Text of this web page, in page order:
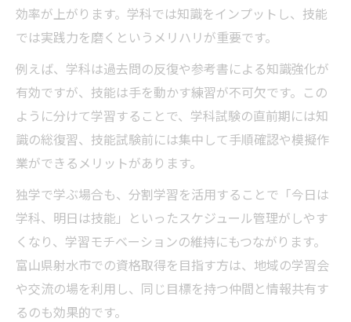
効率が上がります。学科では知識をインプットし、技能
では実践力を磨くというメリハリが重要です。
例えば、学科は過去問の反復や参考書による知識強化が
有効ですが、技能は手を動かす練習が不可欠です。この
ように分けて学習することで、学科試験の直前期には知
識の総復習、技能試験前には集中して手順確認や模擬作
業ができるメリットがあります。
独学で学ぶ場合も、分割学習を活用することで「今日は
学科、明日は技能」といったスケジュール管理がしやす
くなり、学習モチベーションの維持にもつながります。
富山県射水市での資格取得を目指す方は、地域の学習会
や交流の場を利用し、同じ目標を持つ仲間と情報共有す
るのも効果的です。